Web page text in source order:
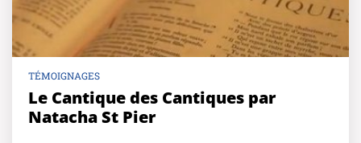
TÉMOIGNAGES
Le Cantique des Cantiques par
Natacha St Pier